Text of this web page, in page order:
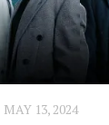
MAY 13, 2024